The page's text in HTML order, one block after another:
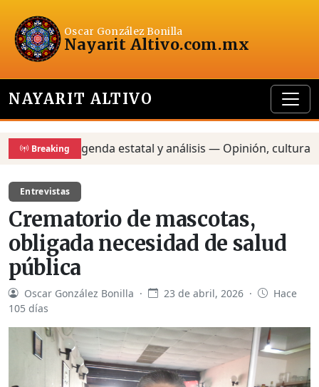
Oscar González Bonilla
Nayarit Altivo.com.mx
NAYARIT ALTIVO
Breaking
Agenda estatal y análisis — Opinión, cultura y
Entrevistas
Crematorio de mascotas,
obligada necesidad de salud
pública
Oscar González Bonilla · 23 de abril, 2026 ·
Hace
105 días